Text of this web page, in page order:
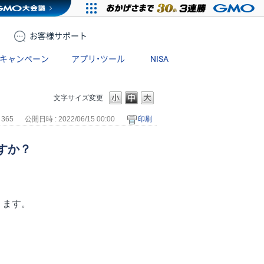
お客様サポート
キャンペーン アプリ・ツール NISA
文字サイズ変更
365 公開日時 : 2022/06/15 00:00 印刷
か？
す。